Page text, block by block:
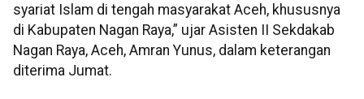
syariat Islam di tengah masyarakat Aceh, khususnya
di Kabupaten Nagan Raya,” ujar Asisten II Sekdakab
Nagan Raya, Aceh, Amran Yunus, dalam keterangan
diterima Jumat.